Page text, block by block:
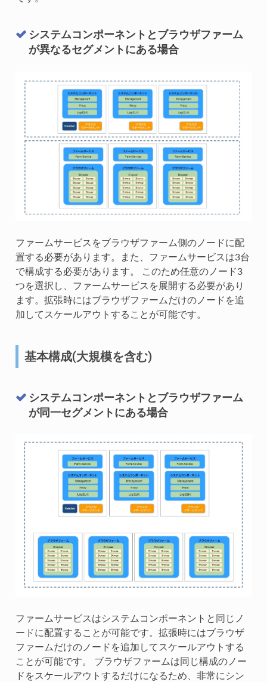
システムコンポーネントとブラウザファーム
が異なるセグメントにある場合
ファームサービスをブラウザファーム側のノードに配
置する必要があります。また、ファームサービスは3台
で構成する必要があります。 このため任意のノード3
つを選択し、ファームサービスを展開する必要があり
ます。拡張時にはブラウザファームだけのノードを追
加してスケールアウトすることが可能です。
基本構成(大規模を含む)
システムコンポーネントとブラウザファーム
が同一セグメントにある場合
ファームサービスはシステムコンポーネントと同じノ
ードに配置することが可能です。拡張時にはブラウザ
ファームだけのノードを追加してスケールアウトする
ことが可能です。 ブラウザファームは同じ構成のノー
ドをスケールアウトするだけになるため、非常にシン